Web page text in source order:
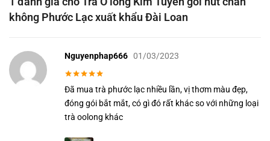
ƯU ĐIỂM CỦA TRÀ OOLONG PHƯỚC LẠC
không Phước Lạc xuất khẩu Đài Loan
Được xếp
hạng 55
sao
Nguyenphap666 01/03/2023
Đã mua trà phước lạc nhiều lần, vị thơm màu đẹp,
đóng gói bắt mắt, có gì đó rất khác so với những loại
trà oolong khác